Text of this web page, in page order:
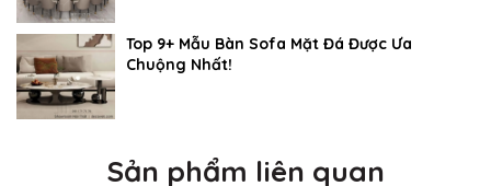
Top 9+ Mẫu Bàn Sofa Mặt Đá Được Ưa
Chuộng Nhất!
Sản phẩm liên quan